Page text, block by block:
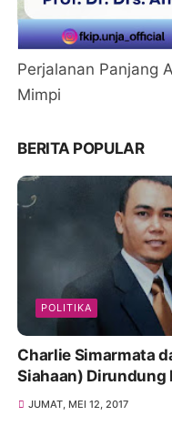
Perjalanan Panjang
Mimpi
BERITA POPULAR
POLITIKA
Charlie Simarmata
Siahaan) Dirundung
JUMAT, MEI 12, 2017